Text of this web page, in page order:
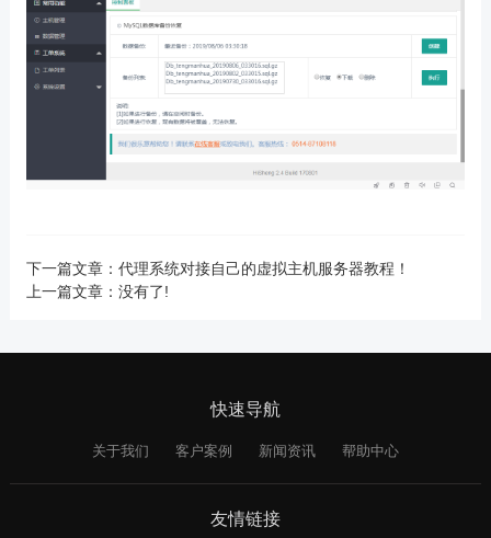
下一篇文章： 代理系统对接自己的虚拟主机服务器教程！
上一篇文章：没有了!
快速导航
关于我们 客户案例 新闻资讯 帮助中心
友情链接